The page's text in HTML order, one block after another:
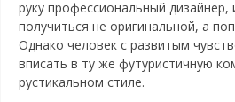
руку профессиональный
получиться не оригинальной, а
Однако человек с развитым
вписать в ту же футуристичную
рустикальном стиле.